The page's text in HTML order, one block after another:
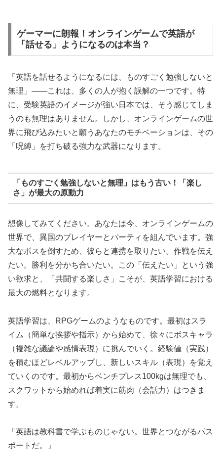
ゲーマーに朗報！オンラインゲームで英語が
「話せる」ようになるのは本当？
「英語を話せるようになるには、ものすごく勉強しないと
無理」――これは、多くの人が抱く誤解の一つです。特
に、受験英語のイメージが強い日本では、そう感じてしま
うのも無理はありません。しかし、オンラインゲームの世
界に飛び込みたいと願うあなたのモチベーションは、その
「呪縛」を打ち破る強力な武器になります。
「ものすごく勉強しないと無理」はもう古い！「楽し
さ」が最大の原動力
想像してみてください。あなたは今、オンラインゲームの
世界で、異国のプレイヤーとパーティを組んでいます。強
大なボスを倒すため、彼らと連携を取りたい。作戦を伝え
たい。勝利を分かち合いたい。この「伝えたい」という強
い欲求と、「共闘する楽しさ」こそが、英語学習における
最大の燃料となります。
英語学習は、RPGゲームのようなものです。最初はスラ
イム（簡単な挨拶や指示）から始めて、徐々にボスキャラ
（複雑な議論や感情表現）に挑んでいく。経験値（実践）
を積むほどレベルアップし、新しいスキル（表現）を覚え
ていくのです。最初からベンチプレス100kgは無理でも、
スクワットから始めれば着実に筋肉（会話力）はつきま
す。
「英語は教科書で学ぶものじゃない。世界とつながるパス
ポートだ。」